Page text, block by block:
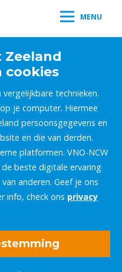
MENU
Zeeland
cookies
technieken.
je computer. Hiermee
persoonsgegevens en
en die van derden.
platformen. VNO-NCW
beste digitale ervaring
anderen. Geef je ons
info, check ons privacy